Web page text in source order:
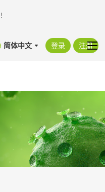
!
简体中文 登录 注册